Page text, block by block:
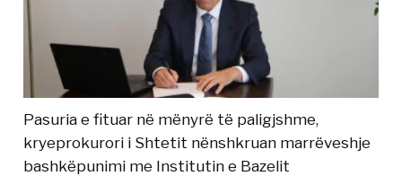
Pasuria e fituar në mënyrë të paligjshme,
kryeprokurori i Shtetit nënshkruan marrëveshje
bashkëpunimi me Institutin e Bazelit